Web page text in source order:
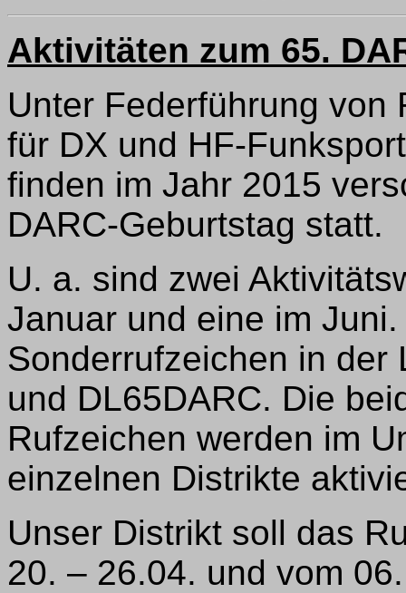
Aktivitäten zum 65.
Unter Federführung von
für DX und HF-
finden im Jahr 2015
DARC-Geburtstag statt.
U. a. sind zwei
Januar und eine im
Sonderrufzeichen in
und DL65DARC. Die
Rufzeichen werden im
einzelnen Distrikte
Unser Distrikt soll das
20. – 26.04. und vom